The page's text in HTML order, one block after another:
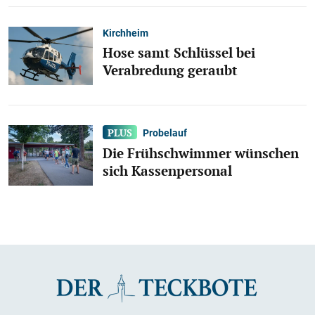
Kirchheim
Hose samt Schlüssel bei
Verabredung geraubt
Probelauf
Die Frühschwimmer wünschen
sich Kassenpersonal